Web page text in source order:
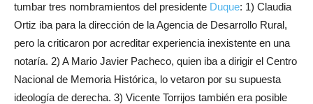
tumbar tres nombramientos del presidente Duque: 1) Claudia
Ortiz iba para la dirección de la Agencia de Desarrollo Rural,
pero la criticaron por acreditar experiencia inexistente en una
notaría. 2) A Mario Javier Pacheco, quien iba a dirigir el Centro
Nacional de Memoria Histórica, lo vetaron por su supuesta
ideología de derecha. 3) Vicente Torrijos también era posible